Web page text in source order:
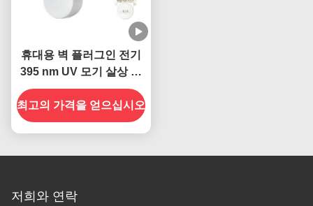
휴대용 벽 플러그인 전기
395 nm UV 모기 살상 램
프
최고의 가격을 얻으십시오
저희와 연락